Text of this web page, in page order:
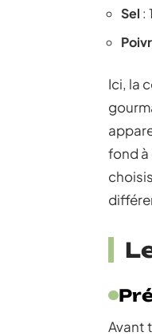
Sel :
Ici, la
fond à
Avant